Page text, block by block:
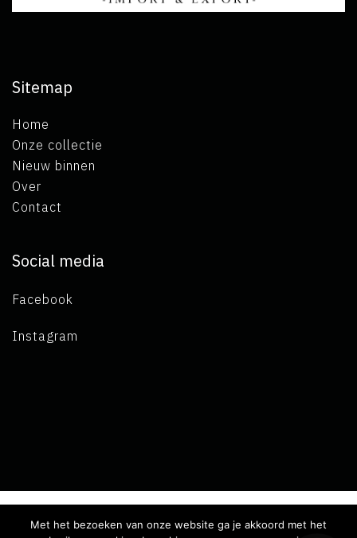
Sitemap
Home
Onze collectie
Nieuw binnen
Over
Contact
Social media
Facebook
Instagram
Copyright 2019 L.A. de Visser -Algemene voorwaarden-
Met het bezoeken van onze website ga je akkoord met het